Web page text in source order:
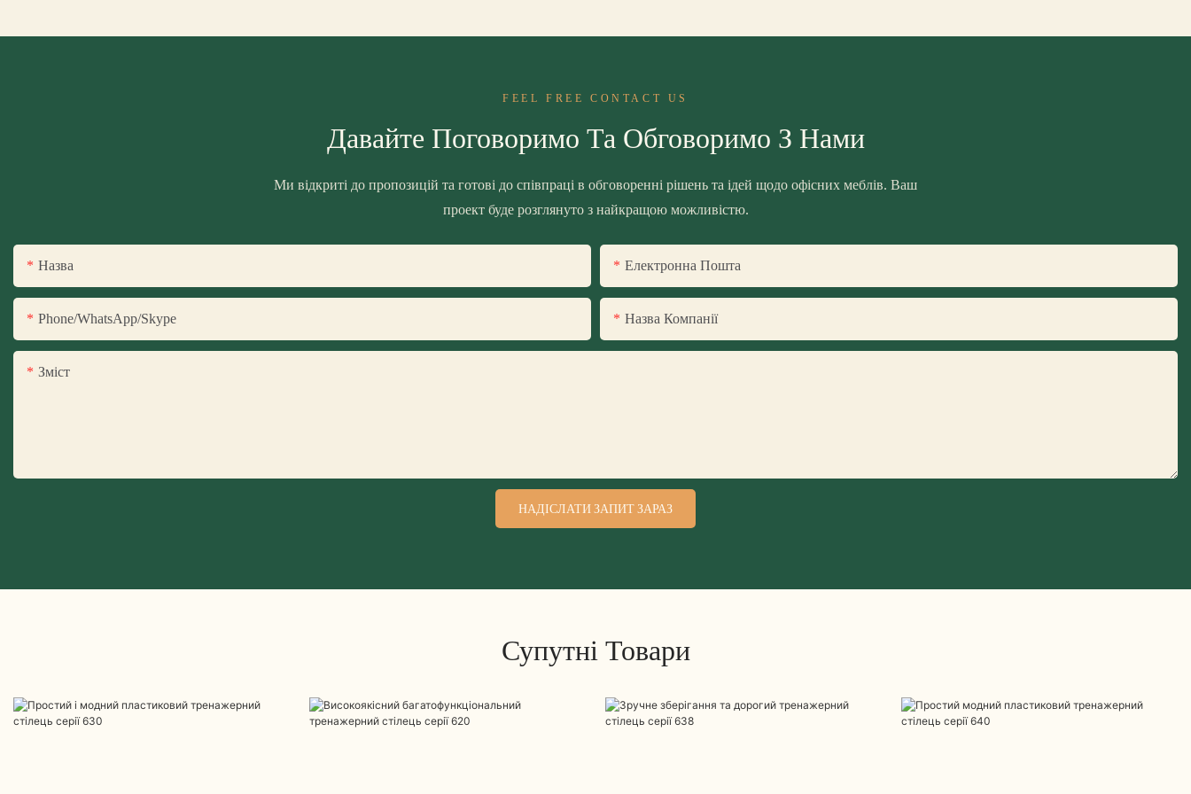
FEEL FREE CONTACT US
Давайте Поговоримо Та Обговоримо З Нами
Ми відкриті до пропозицій та готові до співпраці в обговоренні рішень та ідей щодо офісних меблів. Ваш
проект буде розглянуто з найкращою можливістю.
Назва Електронна Пошта
Phone/WhatsApp/Skype Назва Компанії
Зміст
НАДІСЛАТИ ЗАПИТ ЗАРАЗ
Супутні Товари